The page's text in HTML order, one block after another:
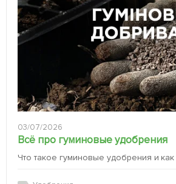
03/07/2026
Всё про гуминовые удобрения
Что такое гуминовые удобрения и